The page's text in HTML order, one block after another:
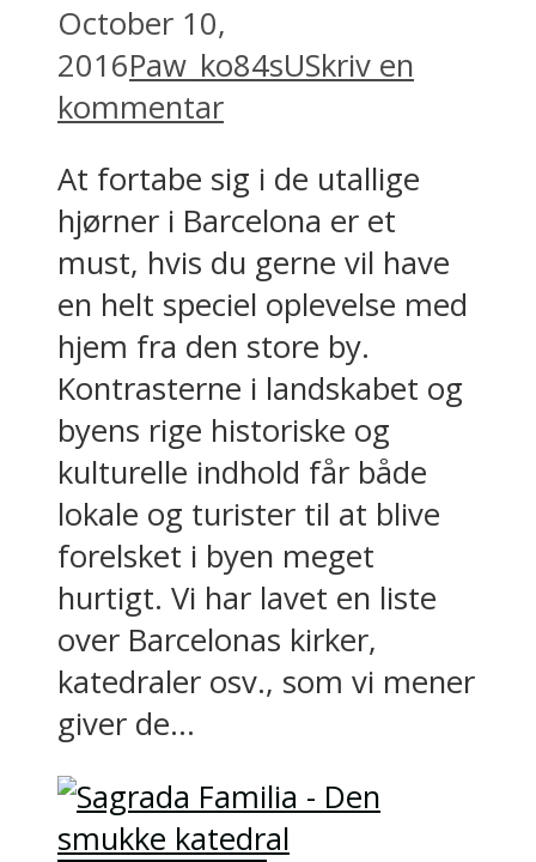
October 10,
2016Paw_ko84sUSkriv en
kommentar
At fortabe sig i de utallige
hjørner i Barcelona er et
must, hvis du gerne vil have
en helt speciel oplevelse med
hjem fra den store by.
Kontrasterne i landskabet og
byens rige historiske og
kulturelle indhold får både
lokale og turister til at blive
forelsket i byen meget
hurtigt. Vi har lavet en liste
over Barcelonas kirker,
katedraler osv., som vi mener
giver de...